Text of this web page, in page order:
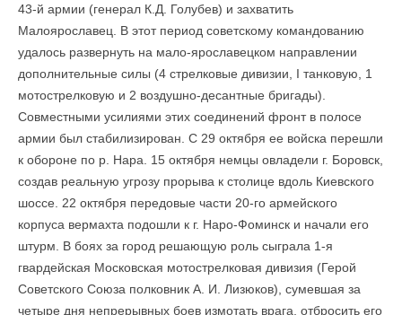
43-й армии (генерал К.Д. Голубев) и захватить
Малоярославец. В этот период советскому командованию
удалось развернуть на мало-ярославецком направлении
дополнительные силы (4 стрелковые дивизии, I танковую, 1
мотострелковую и 2 воздушно-десантные бригады).
Совместными усилиями этих соединений фронт в полосе
армии был стабилизирован. С 29 октября ее войска перешли
к обо­роне по р. Нара. 15 октября немцы овладели г. Боровск,
создав реальную угрозу прорыва к столице вдоль Киевского
шоссе. 22 октября передовые части 20-го армейского
корпуса вермахта подошли к г. Наро-Фоминск и начали его
штурм. В боях за город решающую роль сыграла 1-я
гвардейская Московская мотострелковая дивизия (Герой
Советского Союза полковник А. И. Лизюков), сумевшая за
четыре дня непрерывных боев измотать врага, отбросить его